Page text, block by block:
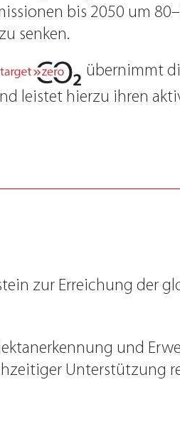
bis 2050 um
senken.
übernimmt
leistet hierzu ihren
zur Erreichung der
und
Unterstützung